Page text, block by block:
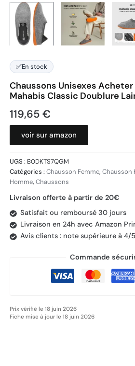
✅En stock
Chaussons Unisexes
Mahabis Classic Doublure
119,65 €
voir sur amazon
UGS : B0DKTS7QGM
Catégories :Chausson Femme, Chausson
Homme, Chaussons
Livraison offerte à partir de 20€
Satisfait ou remboursé 30 jours
Livraison en 24h avec Amazon
Avis clients : note supérieure à 4/5
Commande
Prix vérifié le 18 juin 2026
Fiche mise à jour le 18 juin 2026